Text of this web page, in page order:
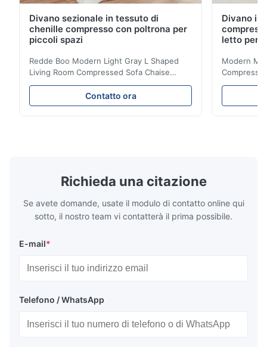
Divano sezionale in tessuto di
chenille compresso con poltrona per
piccoli spazi
Redde Boo Modern Light Gray L Shaped
Living Room Compressed Sofa Chaise
Lounge Product Overview High resilience
soft sectional sofa designed for small
spaces, featuring a contemporary light gray
Contatto ora
Divano in
letto per
Modern
Room
Richieda una citazione
Se avete domande, usate il modulo di contatto online qui
sotto, il nostro team vi contatterà il prima possibile.
E-mail*
Telefono / WhatsApp